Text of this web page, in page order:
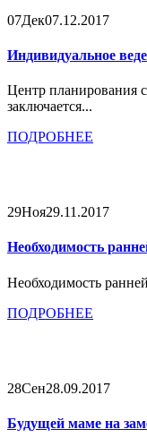
07Дек07.12.2017
Индивидуальное
Центр планирования
заключается...
ПОДРОБНЕЕ
29Ноя29.11.2017
Необходимость
Необходимость
ПОДРОБНЕЕ
28Сен28.09.2017
Будущей маме на